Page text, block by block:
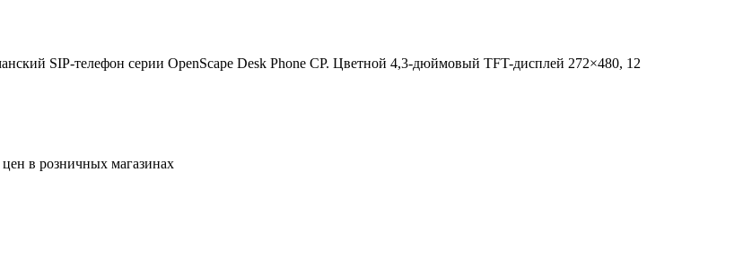
SIP-телефон серии OpenScape Desk Phone CP. Цветной 4,3-дюймовый TFT-дисплей 272×480, 12
цен в розничных магазинах